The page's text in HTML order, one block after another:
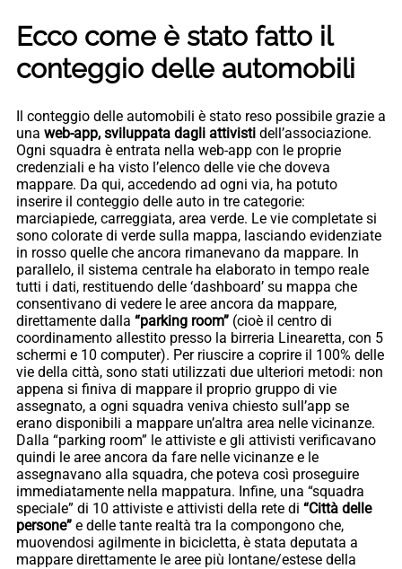
Ecco come è stato fatto il
conteggio delle automobili
Il conteggio delle automobili è stato reso possibile grazie a
una web-app, sviluppata dagli attivisti dell’associazione.
Ogni squadra è entrata nella web-app con le proprie
credenziali e ha visto l’elenco delle vie che doveva
mappare. Da qui, accedendo ad ogni via, ha potuto
inserire il conteggio delle auto in tre categorie:
marciapiede, carreggiata, area verde. Le vie completate si
sono colorate di verde sulla mappa, lasciando evidenziate
in rosso quelle che ancora rimanevano da mappare. In
parallelo, il sistema centrale ha elaborato in tempo reale
tutti i dati, restituendo delle ‘dashboard’ su mappa che
consentivano di vedere le aree ancora da mappare,
direttamente dalla “parking room” (cioè il centro di
coordinamento allestito presso la birreria Linearetta, con 5
schermi e 10 computer). Per riuscire a coprire il 100% delle
vie della città, sono stati utilizzati due ulteriori metodi: non
appena si finiva di mappare il proprio gruppo di vie
assegnato, a ogni squadra veniva chiesto sull’app se
erano disponibili a mappare un’altra area nelle vicinanze.
Dalla “parking room” le attiviste e gli attivisti verificavano
quindi le aree ancora da fare nelle vicinanze e le
assegnavano alla squadra, che poteva così proseguire
immediatamente nella mappatura. Infine, una “squadra
speciale” di 10 attiviste e attivisti della rete di “Città delle
persone” e delle tante realtà tra la compongono che,
muovendosi agilmente in bicicletta, è stata deputata a
mappare direttamente le aree più lontane/estese della